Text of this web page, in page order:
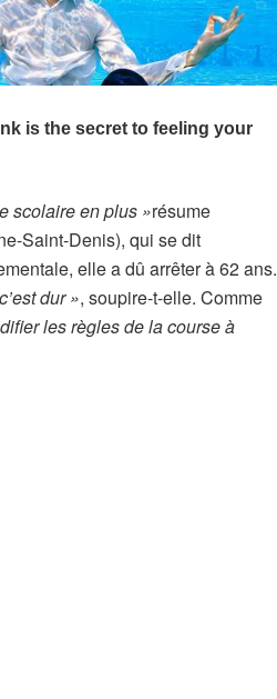
scolaire en plus »résume
Saint-Denis), qui se dit
elle a dû arrêter à 62 ans.
dur », soupire-t-elle. Comme
les règles de la course à